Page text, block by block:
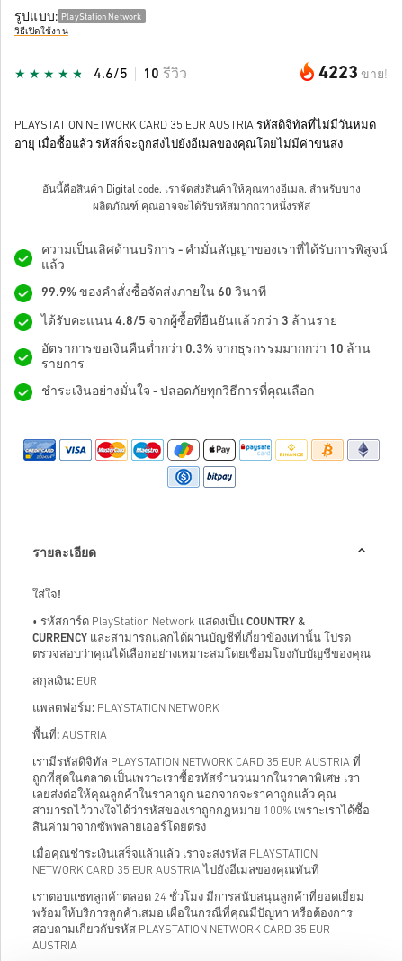
รูปแบบ: PlayStation Network
วิธีเปิดใช้งาน
4223 ขาย!
4.6/5 10 รีวิว
PLAYSTATION NETWORK CARD 35 EUR AUSTRIA รหัสดิจิทัลที่ไม่มีวันหมด
อายุ เมื่อซื้อแล้ว รหัสก็จะถูกส่งไปยังอีเมลของคุณโดยไม่มีค่าขนส่ง
อันนี้คือสินค้า Digital code. เราจัดส่งสินค้าให้คุณทางอีเมล. สำหรับบาง
ผลิตภัณฑ์ คุณอาจจะได้รับรหัสมากกว่าหนึ่งรหัส
ความเป็นเลิศด้านบริการ - คำมั่นสัญญาของเราที่ได้รับการพิสูจน์
แล้ว
99.9% ของคำสั่งซื้อจัดส่งภายใน 60 วินาที
ได้รับคะแนน 4.8/5 จากผู้ซื้อที่ยืนยันแล้วกว่า 3 ล้านราย
อัตราการขอเงินคืนต่ำกว่า 0.3% จากธุรกรรมมากกว่า 10 ล้าน
รายการ
ชำระเงินอย่างมั่นใจ - ปลอดภัยทุกวิธีการที่คุณเลือก
รายละเอียด
ใส่ใจ!
• รหัสการ์ด PlayStation Network แสดงเป็น COUNTRY &
CURRENCY และสามารถแลกได้ผ่านบัญชีที่เกี่ยวข้องเท่านั้น โปรด
ตรวจสอบว่าคุณได้เลือกอย่างเหมาะสมโดยเชื่อมโยงกับบัญชีของคุณ
สกุลเงิน: EUR
แพลตฟอร์ม: PLAYSTATION NETWORK
พื้นที่: AUSTRIA
เรามีรหัสดิจิทัล PLAYSTATION NETWORK CARD 35 EUR AUSTRIA ที่
ถูกที่สุดในตลาด เป็นเพราะเราซื้อรหัสจำนวนมากในราคาพิเศษ เรา
เลยส่งต่อให้คุณลูกค้าในราคาถูก นอกจากจะราคาถูกแล้ว คุณ
สามารถไว้วางใจได้ว่ารหัสของเราถูกกฎหมาย 100% เพราะเราได้ซื้อ
สินค่ามาจากซัพพลายเออร์โดยตรง
เมื่อคุณชำระเงินเสร็จแล้วแล้ว เราจะส่งรหัส PLAYSTATION
NETWORK CARD 35 EUR AUSTRIA ไปยังอีเมลของคุณทันที
เราตอบแชทลูกค้าตลอด 24 ชั่วโมง มีการสนับสนุนลูกค้าที่ยอดเยี่ยม
พร้อมให้บริการลูกค้าเสมอ เผื่อในกรณีที่คุณมีปัญหา หรือต้องการ
สอบถามเกี่ยวกับรหัส PLAYSTATION NETWORK CARD 35 EUR
AUSTRIA